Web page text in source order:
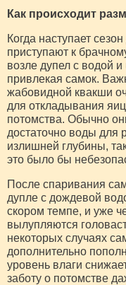
Как происходит
Когда наступает
приступают к
возле дупел с водой
привлекая самок.
жабовидной квакши
для откладывания
потомства. Обычно
достаточно воды для
излишней глубины,
это было бы
После спаривания
дупле с дождевой
скором темпе, и уже
вылупляются
некоторых случаях
дополнительно
уровень влаги
заботу о потомстве